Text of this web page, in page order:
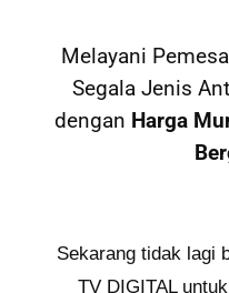
Melayani
Segala Jenis
dengan Harga
Sekarang tidak lagi
TV DIGITAL